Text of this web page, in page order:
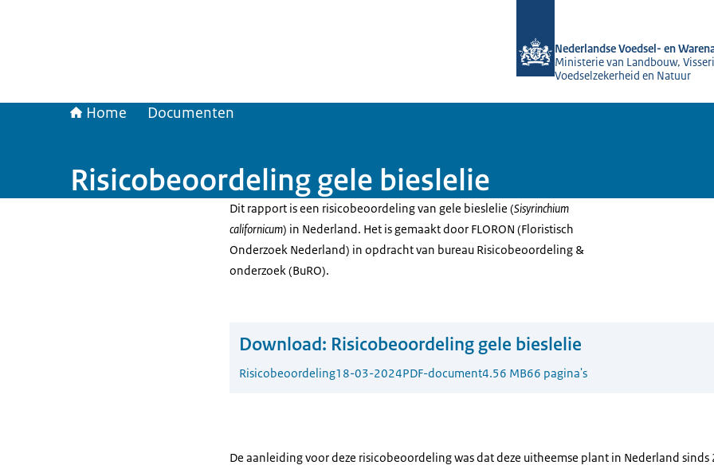
Nederlandse Voedsel- en
Ministerie van Landbouw,
Voedselzekerheid en Natuur
Home Documenten
Risicobeoordeling gele bieslelie
Dit rapport is een risicobeoordeling van gele bieslelie (Sisyrinchium
californicum) in Nederland. Het is gemaakt door FLORON (Floristisch
Onderzoek Nederland) in opdracht van bureau Risicobeoordeling &
onderzoek (BuRO).
Download: Risicobeoordeling gele bieslelie
Risicobeoordeling18-03-2024PDF-document4.56 MB66 pagina's
De aanleiding voor deze risicobeoordeling was dat deze uitheemse plant in Nederland